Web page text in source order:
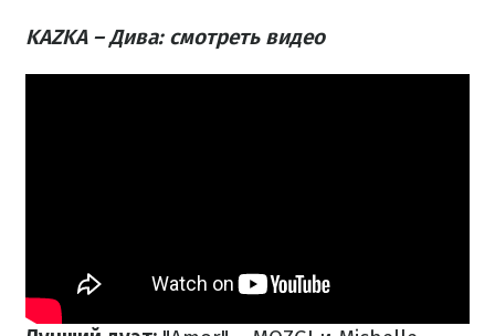
KAZKA – Дива: смотреть видео